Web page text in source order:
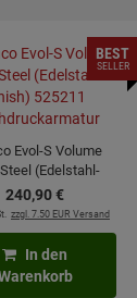
Evol-S Volume
(Edelstahl-
525211
240,90€
zzgl. 7.50 EUR Versand
BEST
SELLER
In den